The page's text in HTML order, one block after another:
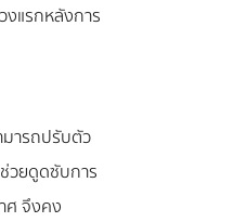
งแรกหลังการ
ารถปรับตัว
วยดูดซับการ
ศ จึงคง